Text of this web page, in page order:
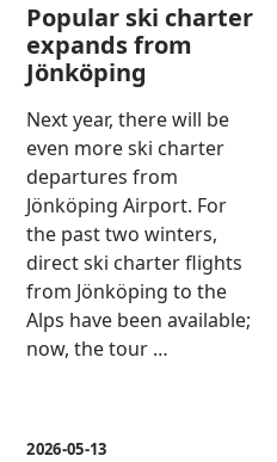
Popular ski charter
expands from
Jönköping
Next year, there will be
even more ski charter
departures from
Jönköping Airport. For
the past two winters,
direct ski charter flights
from Jönköping to the
Alps have been available;
now, the tour …
2026-05-13